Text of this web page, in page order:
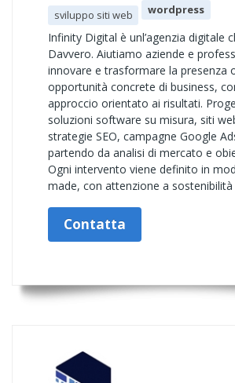
sviluppo siti web wordpress
Infinity Digital è unl’agenzia digitale
Davvero. Aiutiamo aziende e
innovare e trasformare la presenza
opportunità concrete di business,
approccio orientato ai risultati.
soluzioni software su misura, siti
strategie SEO, campagne Google
partendo da analisi di mercato e
Ogni intervento viene definito in
made, con attenzione a sostenibilità
Contatta